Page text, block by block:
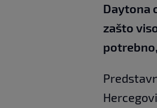
Daytona
zašto